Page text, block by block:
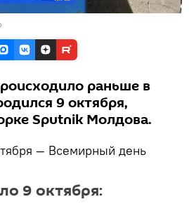
раньше в
9 октября,
Sputnik Молдова.
— Всемирный день
9 октября: